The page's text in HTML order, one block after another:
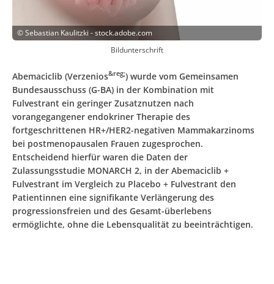
©Sebastian Kaulitzki - stock.adobe.com
Bildunterschrift
Abemaciclib (Verzenios&reg;) wurde vom Gemeinsamen
Bundesausschuss (G-BA) in der Kombination mit
Fulvestrant ein geringer Zusatznutzen nach
vorangegangener endokriner Therapie des
fortgeschrittenen HR+/HER2-negativen Mammakarzinoms
bei postmenopausalen Frauen zugesprochen.
Entscheidend hierfür waren die Daten der
Zulassungsstudie MONARCH 2, in der Abemaciclib +
Fulvestrant im Vergleich zu Placebo + Fulvestrant den
Patientinnen eine signifikante Verlängerung des
progressionsfreien und des Gesamt-überlebens
ermöglichte, ohne die Lebensqualität zu beeinträchtigen.